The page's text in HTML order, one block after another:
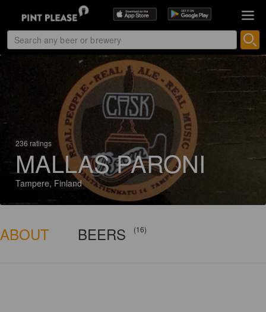
236 ratings
MALLAS PARONI
Tampere, Finland
ABOUT BEERS (16)